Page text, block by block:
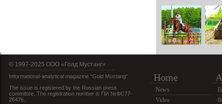
© 1997-2025 OOO «Голд Мустанг»
Informational-analytical magazine “Gold Mustang”
The issue is registered by the Russian press
committee. The registration number is ПИ №ФС77-
26476.
Home
News
Video